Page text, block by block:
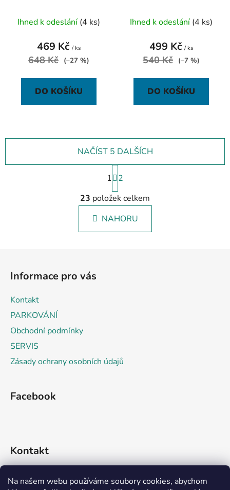
Na našem webu používáme soubory cookies, abychom
Basic -
Monarch/Monarch Pl
Ihned k odeslání (4 ks)
469 Kč / ks
648 Kč (–27 %)
DO KOŠÍKU
High Volume (2013)
Ihned k odeslání (4 ks)
499 Kč / ks
540 Kč (–7 %)
DO KOŠÍKU
O
v
l
á
d
p
NAČÍST 5 DALŠÍCH
S
t
r
á
n
k
1
2
23 položek celkem
NAHORU
Informace pro vás
Kontakt
PARKOVÁNÍ
Obchodní podmínky
SERVIS
Zásady ochrany osobních údajů
Facebook
Kontakt
info@rideko.cz